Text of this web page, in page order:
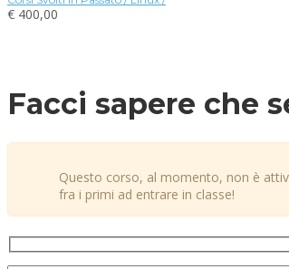
€ 400,00
Facci sapere che
Questo corso, al momento, non è
fra i primi ad entrare in classe!